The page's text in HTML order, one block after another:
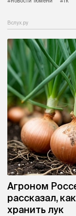
Вслух.ру
Агроном
рассказал,
хранить лук